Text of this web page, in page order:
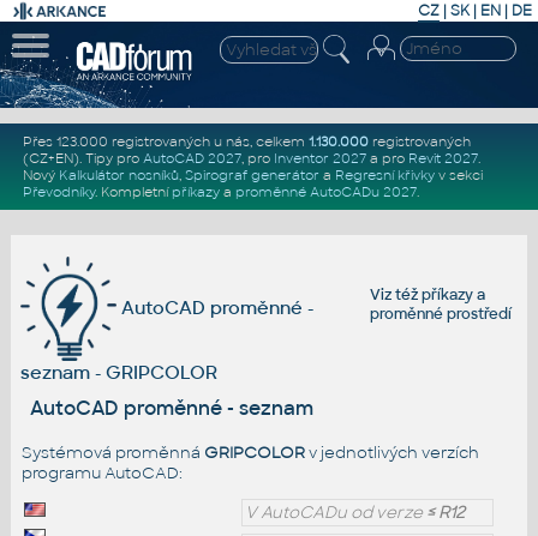
CZ | SK| EN | DE
Přes 123.000 registrovaných u nás, celkem 1.130.000registrovaných
(CZ+EN). Tipy pro AutoCAD 2027, pro Inventor 2027a pro Revit 2027.
Nový Kalkulátor nosníků, Spirograf generátor a Regresní křivkyv sekci
Převodníky. Kompletní příkazya proměnné AutoCADu 2027.
Viz téžpříkazya
proměnné prostředí
AutoCAD proměnné -
seznam - GRIPCOLOR
AutoCAD proměnné - seznam
Systémová proměnná GRIPCOLORv jednotlivých verzích
programu AutoCAD:
V AutoCADu od verze≤ R12